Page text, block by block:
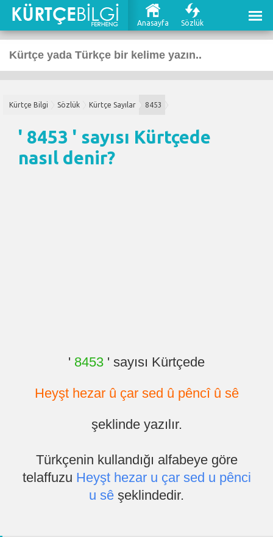
Anasayfa Sözlük
Kürtçe Bilgi Sözlük Kürtçe Sayılar 8453
' 8453 ' sayısı Kürtçede
nasıl denir?
' 8453 ' sayısı Kürtçede
Heyşt hezar û çar sed û pêncî û sê
şeklinde yazılır.
Türkçenin kullandığı alfabeye göre
telaffuzu Heyşt hezar u çar sed u pênci
u sê şeklindedir.